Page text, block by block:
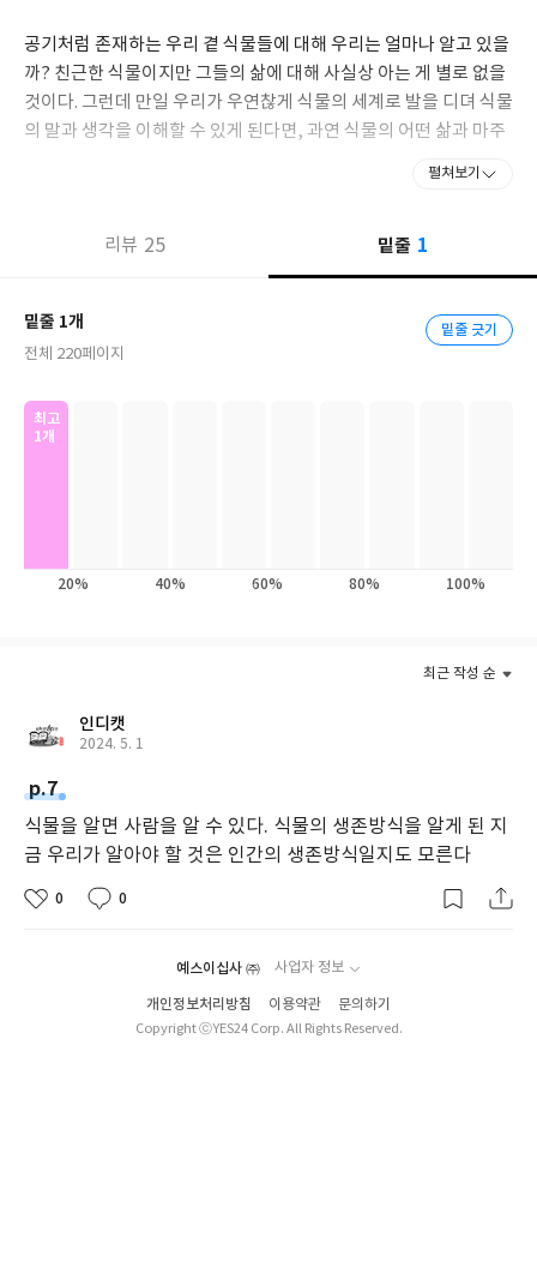
공기처럼 존재하는 우리 곁 식물들에 대해 우리는 얼마나 알고 있을
까? 친근한 식물이지만 그들의 삶에 대해 사실상 아는 게 별로 없을
것이다. 그런데 만일 우리가 우연찮게 식물의 세계로 발을 디뎌 식물
의 말과 생각을 이해할 수 있게 된다면, 과연 식물의 어떤 삶과 마주
으로 한 이야기로 풀어내는 책이다.
대한 수학자의 세계, 희비를 교차하며 살아가는 식물 모습에 독자들
은 무릎을 치며 공감하게 될 것이다. 불필요한 생각은 하지 않는 식
모른다. 그리고 문득 스치는 우리 곁 식물들에게 무한한 애정을 느끼
게 될 것이다.
으니, 그 숨은 암호를 맛깔스럽게 설명해주는 저자의 입담에 감탄하
펼쳐보기
리뷰 25 밑줄 1
밑줄 1개
전체 220페이지
밑줄 긋기
최고
1개
20% 40% 60% 80% 100%
최근 작성 순
인디캣
2024. 5. 1
p.7
식물을 알면 사람을 알 수 있다. 식물의 생존방식을 알게 된 지
금 우리가 알아야 할 것은 인간의 생존방식일지도 모른다
0 0
예스이십사 ㈜ 사업자 정보
개인정보처리방침 이용약관
문의하기
Copyright ⓒYES24 Corp. All Rights Reserved.